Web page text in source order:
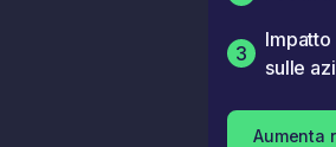
3
sulle
Aumenta